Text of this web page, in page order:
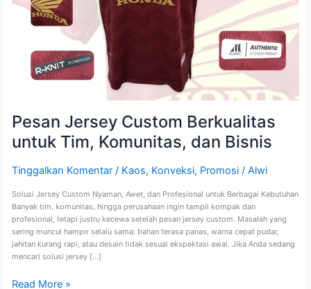
Pesan Jersey Custom Berkualitas
untuk Tim, Komunitas, dan Bisnis
Tinggalkan Komentar / Kaos, Konveksi, Promosi/ Alwi
Solusi Jersey Custom Nyaman, Awet, dan Profesional untuk Berbagai Kebutuhan
Banyak tim, komunitas, hingga perusahaan ingin tampil kompak dan
profesional, tetapi justru kecewa setelah pesan jersey custom. Masalah yang
sering muncul hampir selalu sama: bahan terasa panas, warna cepat pudar,
jahitan kurang rapi, atau desain tidak sesuai ekspektasi awal. Jika Anda sedang
mencari solusi jersey […]
Read More »